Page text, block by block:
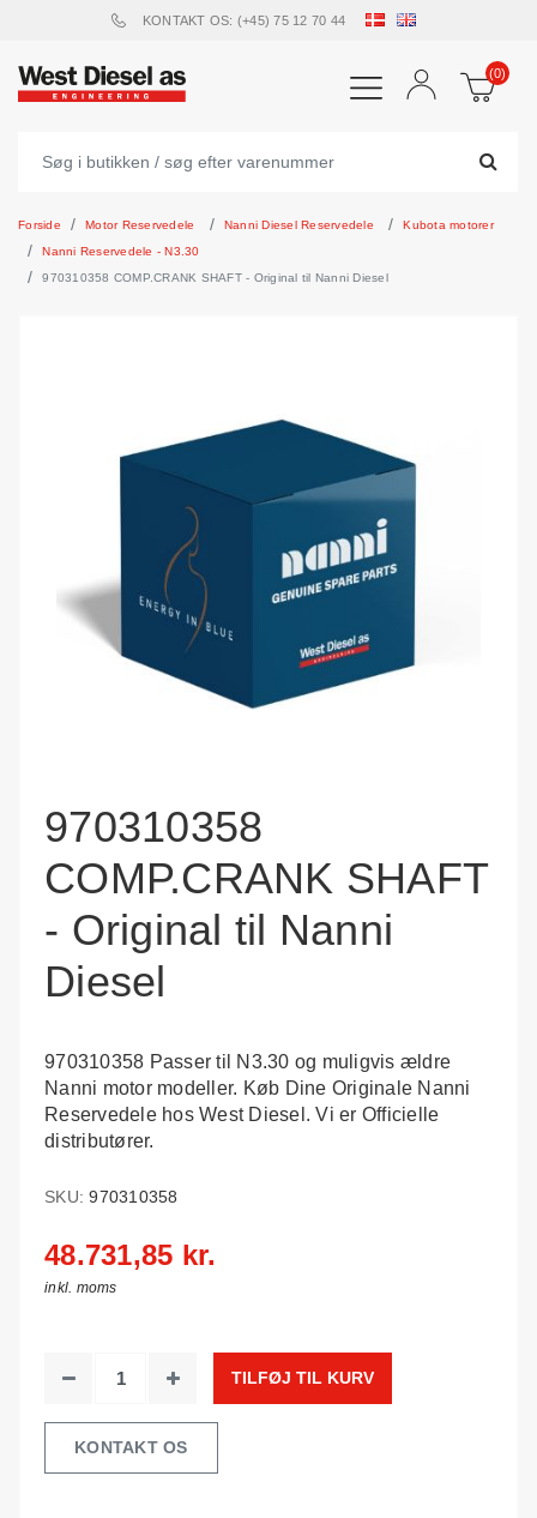
KONTAKT OS: (+45) 75 12 70 44
(0)
Forside Motor Reservedele Nanni Diesel Reservedele
Kubota motorer
Nanni Reservedele - N3.30
970310358 COMP.CRANK SHAFT - Original til Nanni Diesel
970310358
COMP.CRANK SHAFT
- Original til Nanni
Diesel
970310358 Passer til N3.30 og muligvis ældre
Nanni motor modeller. Køb Dine Originale Nanni
Reservedele hos West Diesel. Vi er Officielle
distributører.
SKU: 970310358
48.731,85 kr.
inkl. moms
TILFØJ TIL KURV
KONTAKT OS